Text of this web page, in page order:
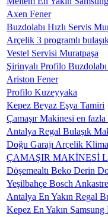
Axen Fener
Buzdolabı Hızlı Servis
Arçelik 3 programlı
Vestel Servisi Muratpaşa
Şirinyalı Profilo
Ariston Fener
Profilo Kuzeyyaka
Kepez Beyaz Eşya Tamiri
Çamaşır Makinesi en
Antalya Regal Bulaşık
Doğu Garajı Arçelik
ÇAMAŞIR MAKİNESİ
Döşemealtı Beko Derin
Yeşilbahçe Bosch
Antalya En Yakın Regal
Kepez En Yakın